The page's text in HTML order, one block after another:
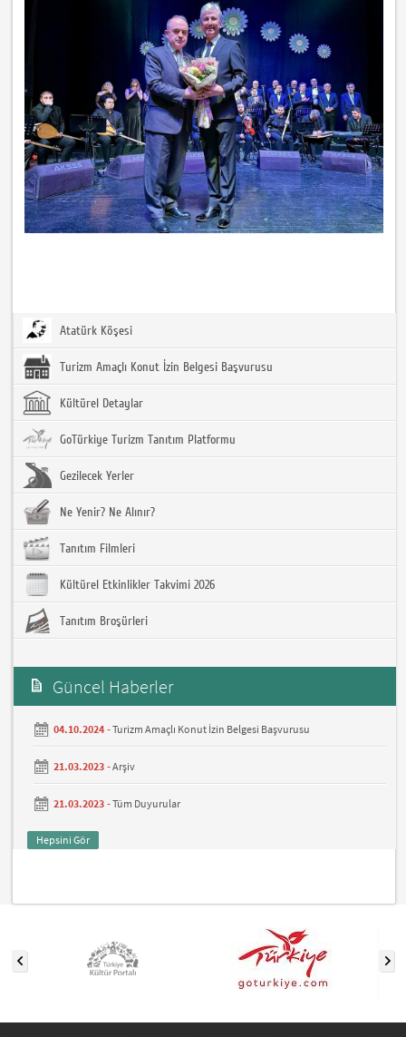
Atatürk Köşesi
Turizm Amaçlı Konut İzin Belgesi Başvurusu
Kültürel Detaylar
GoTürkiye Turizm Tanıtım Platformu
Gezilecek Yerler
Ne Yenir? Ne Alınır?
Tanıtım Filmleri
Kültürel Etkinlikler Takvimi 2026
Tanıtım Broşürleri
Güncel Haberler
04.10.2024 -Turizm Amaçlı Konut İzin Belgesi Başvurusu
21.03.2023 -Arşiv
21.03.2023 -Tüm Duyurular
Hepsini Gör